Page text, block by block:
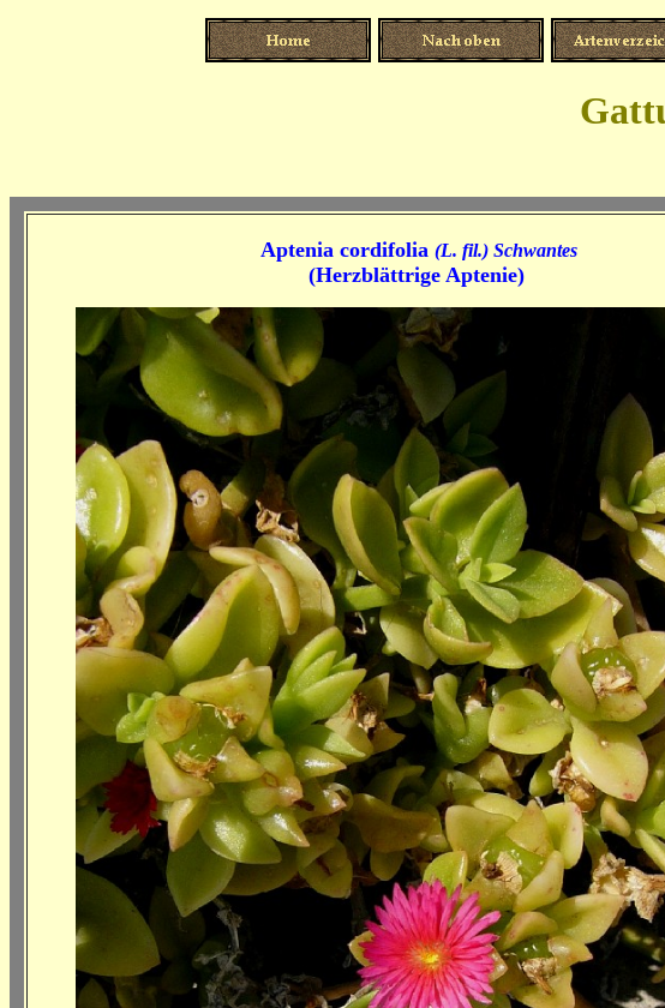
Aptenia cordifolia (L. fil.) Schwantes
(Herzblättrige Aptenie)